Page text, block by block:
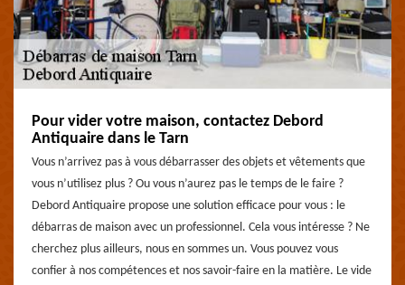
Pour vider votre maison, contactez Debord
Antiquaire dans le Tarn
Vous n’arrivez pas à vous débarrasser des objets et vêtements que
vous n’utilisez plus ? Ou vous n’aurez pas le temps de le faire ?
Debord Antiquaire propose une solution efficace pour vous : le
débarras de maison avec un professionnel. Cela vous intéresse ? Ne
cherchez plus ailleurs, nous en sommes un. Vous pouvez vous
confier à nos compétences et nos savoir-faire en la matière. Le vide